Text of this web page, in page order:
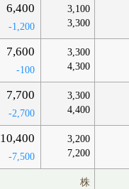
6,400
-1,200
3,100
3,300
7,600
-100
3,300
4,300
7,700
-2,700
3,300
4,400
10,400
-7,500
3,200
7,200
株